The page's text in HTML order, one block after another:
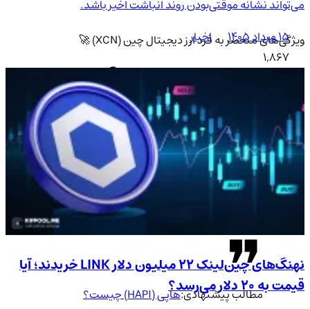
ویژگی‌های منحصر به فرد ارز دیجیتال چین (XCN) 🚀
تعاریف و مفاهیم پایه مرتبط با ارز CHAIN 📚
ارز دیجیتال چین (CHAIN) با نماد اختصاری "XCN" یکی از ارزهای
دیجیتال نوآورانه است که بر اساس بلاکچین کار می‌کند و هدف آن
بهبود سیستم‌های مالی و تراکنش‌های دیجیتال است. این ارز در
تلاش است تا به عنوان یک پلتفرم برای انجام تراکنش‌های سریع،
امن و ارزان در سراسر جهان شناخته شود. چین (XCN) به دلیل
تکنولوژی پیشرفته‌اش، جایگاه خود را در دنیای ارزهای دیجیتال پیدا
مطالب پیشنهادی:هاپی (HAPI) چیست؟
می‌تواند نشانه موقتی‌بودن روند انباشت اخیر باشد.
۱۵ مرداد ۱۴۰۵
اخبار
1,867
نهنگ‌های چین‌لینک ۲۲ میلیون دلار LINK خریدند؛ آیا
قیمت به ۲۰ دلار می‌رسد؟